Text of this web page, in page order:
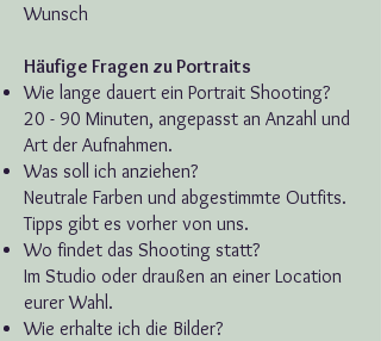
Wunsch
Häufige Fragen zu Portraits
Wie lange dauert ein Portrait Shooting?
20 - 90 Minuten, angepasst an Anzahl und
Art der Aufnahmen.
Was soll ich anziehen?
Neutrale Farben und abgestimmte Outfits.
Tipps gibt es vorher von uns.
Wo findet das Shooting statt?
Im Studio oder draußen an einer Location
eurer Wahl.
Wie erhalte ich die Bilder?